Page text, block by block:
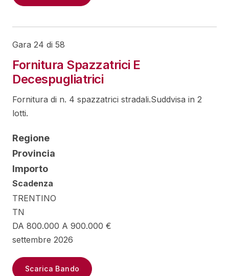
Gara 24 di 58
Fornitura Spazzatrici E
Decespugliatrici
Fornitura di n. 4 spazzatrici stradali.Suddvisa in 2
lotti.
Regione
Provincia
Importo
Scadenza
TRENTINO
TN
DA 800.000 A 900.000 €
settembre 2026
Scarica Bando